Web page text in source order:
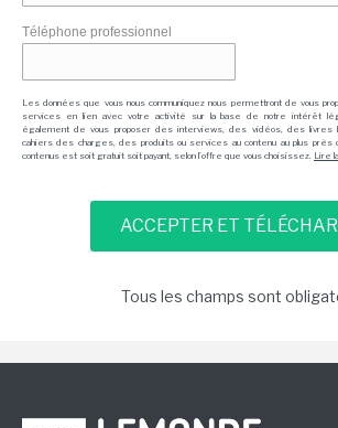
Téléphone professionnel
Les données que vous nous communiquez nous permettront de vous
services en lien avec votre activité sur la base de notre intérêt
également de vous proposer des interviews, des vidéos, des livres
cahiers des charges, des produits ou services au contenu au plus
contenus est soit gratuit soit payant, selon l'offre que vous choisissez. Lire
Tous les champs sont